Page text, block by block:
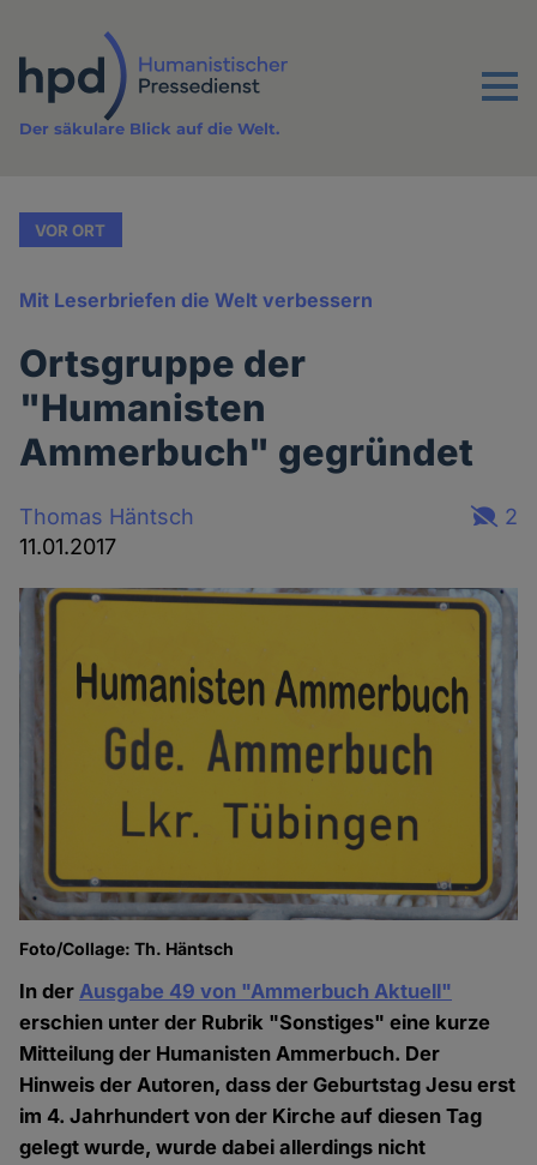
Inhalt
Menu
Der säkulare Blick auf die Welt.
VOR ORT
Mit Leserbriefen die Welt verbessern
Ortsgruppe der
"Humanisten
Ammerbuch" gegründet
Thomas Häntsch
11.01.2017
2
Foto/Collage: Th. Häntsch
In derAusgabe 49 von "Ammerbuch Aktuell"
erschien unter der Rubrik "Sonstiges" eine kurze
Mitteilung der Humanisten Ammerbuch. Der
Hinweis der Autoren, dass der Geburtstag Jesu erst
im 4. Jahrhundert von der Kirche auf diesen Tag
gelegt wurde, wurde dabei allerdings nicht